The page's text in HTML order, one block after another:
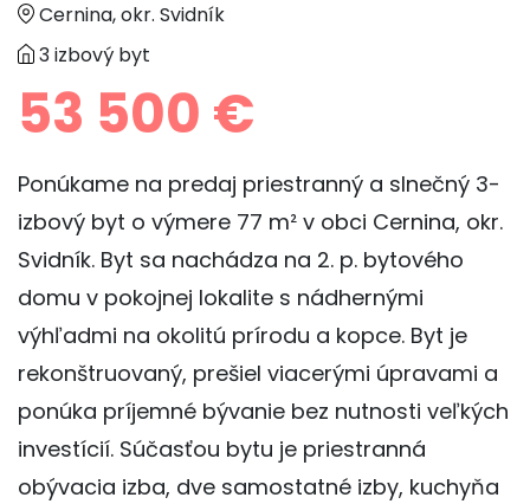
Cernina, okr. Svidník
3 izbový byt
53 500 €
Ponúkame na predaj priestranný a slnečný 3-
izbový byt o výmere 77 m² v obci Cernina, okr.
Svidník. Byt sa nachádza na 2. p. bytového
domu v pokojnej lokalite s nádhernými
výhľadmi na okolitú prírodu a kopce. Byt je
rekonštruovaný, prešiel viacerými úpravami a
ponúka príjemné bývanie bez nutnosti veľkých
investícií. Súčasťou bytu je priestranná
obývacia izba, dve samostatné izby, kuchyňa